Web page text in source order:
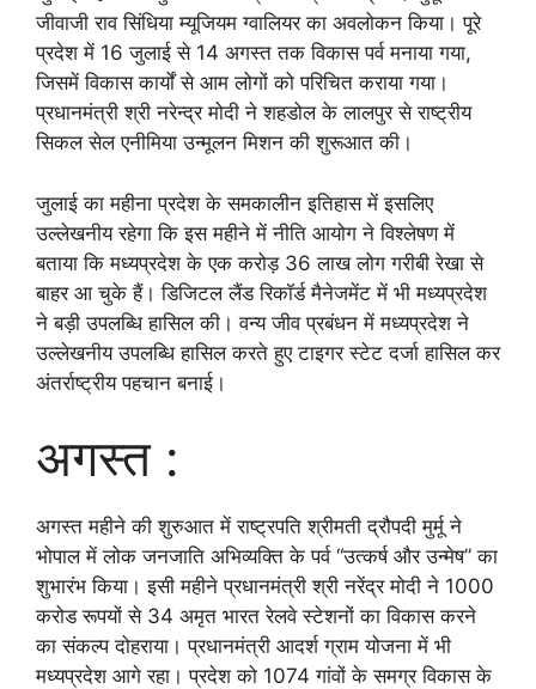
जीवाजी राव सिंधिया म्यूजियम ग्वालियर का अवलोकन किया। पूरे
प्रदेश में 16 जुलाई से 14 अगस्त तक विकास पर्व मनाया गया,
जिसमें विकास कार्यों से आम लोगों को परिचित कराया गया।
प्रधानमंत्री श्री नरेन्द्र मोदी ने शहडोल के लालपुर से राष्ट्रीय
सिकल सेल एनीमिया उन्मूलन मिशन की शुरूआत की।
जुलाई का महीना प्रदेश के समकालीन इतिहास में इसलिए
उल्लेखनीय रहेगा कि इस महीने में नीति आयोग ने विश्लेषण में
बताया कि मध्यप्रदेश के एक करोड़ 36 लाख लोग गरीबी रेखा से
बाहर आ चुके हैं। डिजिटल लैंड रिकॉर्ड मैनेजमेंट में भी मध्यप्रदेश
ने बड़ी उपलब्धि हासिल की। वन्य जीव प्रबंधन में मध्यप्रदेश ने
उल्लेखनीय उपलब्धि हासिल करते हुए टाइगर स्टेट दर्जा हासिल कर
अंतर्राष्ट्रीय पहचान बनाई।
अगस्त :
अगस्त महीने की शुरुआत में राष्ट्रपति श्रीमती द्रौपदी मुर्मू ने
भोपाल में लोक जनजाति अभिव्यक्ति के पर्व “उत्कर्ष और उन्मेष” का
शुभारंभ किया। इसी महीने प्रधानमंत्री श्री नरेंद्र मोदी ने 1000
करोड रूपयों से 34 अमृत भारत रेलवे स्टेशनों का विकास करने
का संकल्प दोहराया। प्रधानमंत्री आदर्श ग्राम योजना में भी
मध्यप्रदेश आगे रहा। प्रदेश को 1074 गांवों के समग्र विकास के